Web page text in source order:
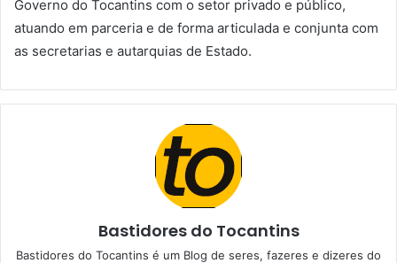
Governo do Tocantins com o setor privado e público,
atuando em parceria e de forma articulada e conjunta com
as secretarias e autarquias de Estado.
Bastidores do Tocantins
Bastidores do Tocantins é um Blog de seres, fazeres e dizeres do